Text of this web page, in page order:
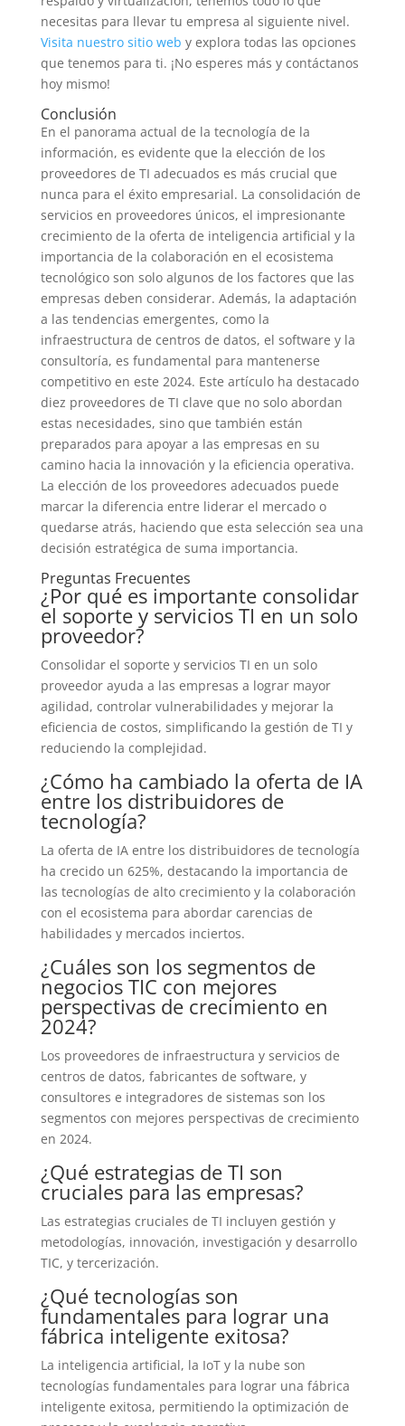
necesitas para llevar tu empresa al siguiente nivel.
Visita nuestro sitio web y explora todas las opciones
que tenemos para ti. ¡No esperes más y contáctanos
hoy mismo!
Conclusión
En el panorama actual de la tecnología de la
información, es evidente que la elección de los
proveedores de TI adecuados es más crucial que
nunca para el éxito empresarial. La consolidación de
servicios en proveedores únicos, el impresionante
crecimiento de la oferta de inteligencia artificial y la
importancia de la colaboración en el ecosistema
tecnológico son solo algunos de los factores que las
empresas deben considerar. Además, la adaptación
a las tendencias emergentes, como la
infraestructura de centros de datos, el software y la
consultoría, es fundamental para mantenerse
competitivo en este 2024. Este artículo ha destacado
diez proveedores de TI clave que no solo abordan
estas necesidades, sino que también están
preparados para apoyar a las empresas en su
camino hacia la innovación y la eficiencia operativa.
La elección de los proveedores adecuados puede
marcar la diferencia entre liderar el mercado o
quedarse atrás, haciendo que esta selección sea una
decisión estratégica de suma importancia.
Preguntas Frecuentes
¿Por qué es importante consolidar
el soporte y servicios TI en un solo
proveedor?
Consolidar el soporte y servicios TI en un solo
proveedor ayuda a las empresas a lograr mayor
agilidad, controlar vulnerabilidades y mejorar la
eficiencia de costos, simplificando la gestión de TI y
reduciendo la complejidad.
¿Cómo ha cambiado la oferta de IA
entre los distribuidores de
tecnología?
La oferta de IA entre los distribuidores de tecnología
ha crecido un 625%, destacando la importancia de
las tecnologías de alto crecimiento y la colaboración
con el ecosistema para abordar carencias de
habilidades y mercados inciertos.
¿Cuáles son los segmentos de
negocios TIC con mejores
perspectivas de crecimiento en
2024?
Los proveedores de infraestructura y servicios de
centros de datos, fabricantes de software, y
consultores e integradores de sistemas son los
segmentos con mejores perspectivas de crecimiento
en 2024.
¿Qué estrategias de TI son
cruciales para las empresas?
Las estrategias cruciales de TI incluyen gestión y
metodologías, innovación, investigación y desarrollo
TIC, y tercerización.
¿Qué tecnologías son
fundamentales para lograr una
fábrica inteligente exitosa?
La inteligencia artificial, la IoT y la nube son
tecnologías fundamentales para lograr una fábrica
inteligente exitosa, permitiendo la optimización de